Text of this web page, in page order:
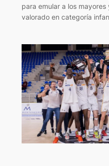
para emular a los
valorado en categoría